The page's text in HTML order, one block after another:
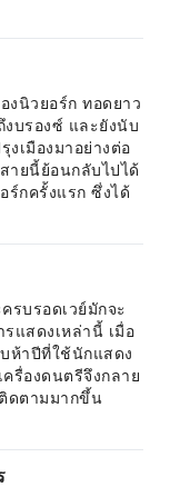
งนิวยอร์ก ทอดยาว
บรองซ์ และยังนับ
เมืองมาอย่างต่อ
ายนี้ย้อนกลับไปได้
ร์กครั้งแรก ซึ่งได้
รบรอดเวย์มักจะ
แสดงเหล่านี้ เมื่อ
บห้าปีที่ใช้นักแสดง
รื่องดนตรีจึงกลาย
ดตามมากขึ้น